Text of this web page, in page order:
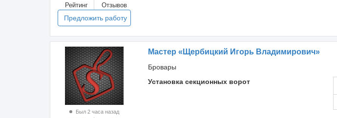
Рейтинг Отзывов
Предложить работу
Был 2 часа назад
Мастер «Щербицкий Игорь Владимирович»
Бровары
Установка секционных ворот